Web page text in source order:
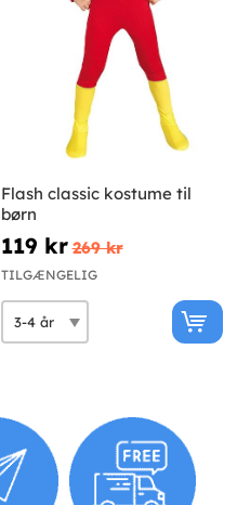
Flash classic kostume til
børn
119 kr 269 kr
TILGÆNGELIG